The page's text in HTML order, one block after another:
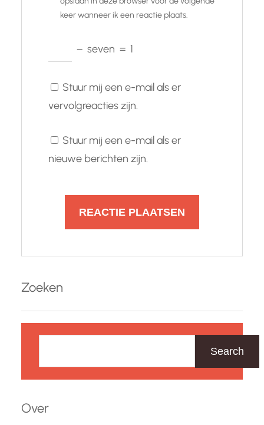
keer wanneer ik een reactie plaats.
− seven = 1
Stuur mij een e-mail als er
vervolgreacties zijn.
Stuur mij een e-mail als er
nieuwe berichten zijn.
Zoeken
k
n
Search
Over